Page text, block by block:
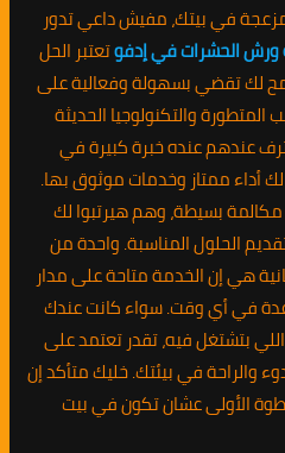
في بيتك، مفيش داعي تدور
ورش الحشرات في إدفوتعتبر الحل
لك تقضي بسهولة وفعالية على
المتطورة والتكنولوجيا الحديثة
عندهم عنده خبرة كبيرة في
أداء ممتاز وخدمات موثوق بها.
بسيطة، وهم هيرتبوا لك
الحلول المناسبة. واحدة من
هي إن الخدمة متاحة على مدار
في أي وقت. سواء كانت عندك
بتشتغل فيه، تقدر تعتمد على
والراحة في بيئتك. خليك متأكد إن
الأولى عشان تكون في بيت